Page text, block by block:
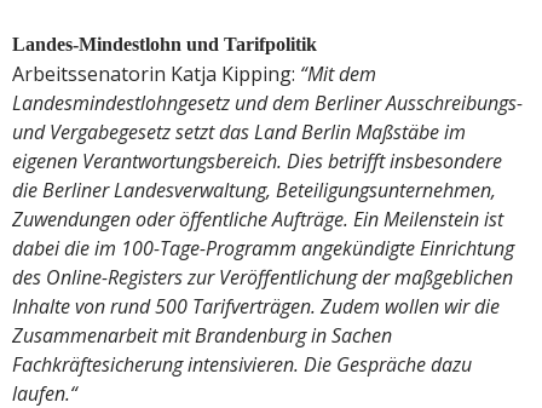
Landes-Mindestlohn und Tarifpolitik
Arbeitssenatorin Katja Kipping: “Mit dem
Landesmindestlohngesetz und dem Berliner Ausschreibungs-
und Vergabegesetz setzt das Land Berlin Maßstäbe im
eigenen Verantwortungsbereich. Dies betrifft insbesondere
die Berliner Landesverwaltung, Beteiligungsunternehmen,
Zuwendungen oder öffentliche Aufträge. Ein Meilenstein ist
dabei die im 100-Tage-Programm angekündigte Einrichtung
des Online-Registers zur Veröffentlichung der maßgeblichen
Inhalte von rund 500 Tarifverträgen. Zudem wollen wir die
Zusammenarbeit mit Brandenburg in Sachen
Fachkräftesicherung intensivieren. Die Gespräche dazu
laufen.“